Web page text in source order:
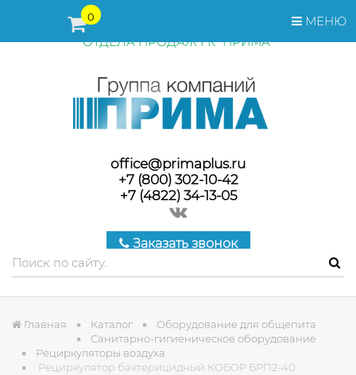
МЕНЮ
0
ПЕРЕД ОФОРМЛЕНИЕМ ЗАКАЗА, СТОИМОСТЬ И СРОКИ
ПОСТАВКИ ТОВАРА УТОЧНЯЙТЕ У МЕНЕДЖЕРОВ
ОТДЕЛА ПРОДАЖ ГК "ПРИМА"
office@primaplus.ru
+7 (800) 302-10-42
+7 (4822) 34-13-05
Заказать звонок
Главная Каталог
Оборудование для общепита
Санитарно-гигиеническое оборудование
Рециркуляторы воздуха
Рециркулятор бактерицидный КОБОР БРП2-40